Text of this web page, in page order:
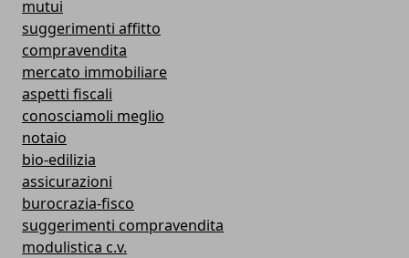
mutui
suggerimenti affitto
compravendita
mercato immobiliare
aspetti fiscali
conosciamoli meglio
notaio
bio-edilizia
assicurazioni
burocrazia-fisco
suggerimenti compravendita
modulistica c.v.